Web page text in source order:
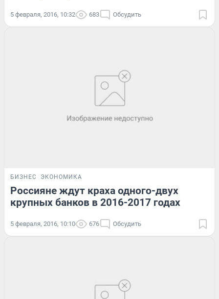
5 февраля, 2016, 10:32 683 Обсудить
БИЗНЕС ЭКОНОМИКА
Россияне ждут краха одного-двух
крупных банков в 2016-2017 годах
5 февраля, 2016, 10:10 676 Обсудить